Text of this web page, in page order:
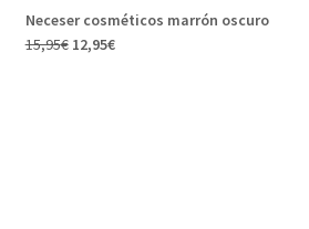
Neceser cosméticos marrón oscuro
15,95€ 12,95€